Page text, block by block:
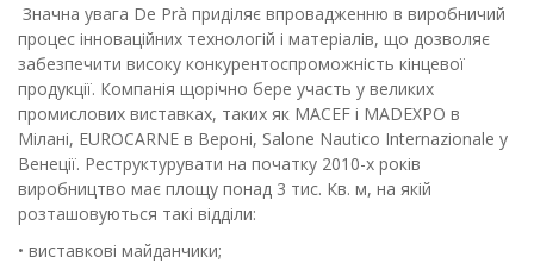
Значна увага De Prà приділяє впровадженню в виробничий
процес інноваційних технологій і матеріалів, що дозволяє
забезпечити високу конкурентоспроможність кінцевої
продукції. Компанія щорічно бере участь у великих
промислових виставках, таких як MACEF і MADEXPO в
Мілані, EUROCARNE в Вероні, Salone Nautico Internazionale у
Венеції. Реструктурувати на початку 2010-х років
виробництво має площу понад 3 тис. Кв. м, на якій
розташовуються такі відділи:
• виставкові майданчики;